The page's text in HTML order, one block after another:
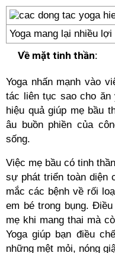
Yoga mang lại nhiều
Về mặt tinh thần:
Yoga nhấn mạnh vào
tác liên tục sao cho
hiệu quả giúp mẹ bầu
âu buồn phiền của
sống.
Việc mẹ bầu có tinh
sự phát triển toàn diện
mắc các bệnh về rối
em bé trong bụng.
mẹ khi mang thai mà
Yoga giúp bạn điều
những mệt mỏi, nóng